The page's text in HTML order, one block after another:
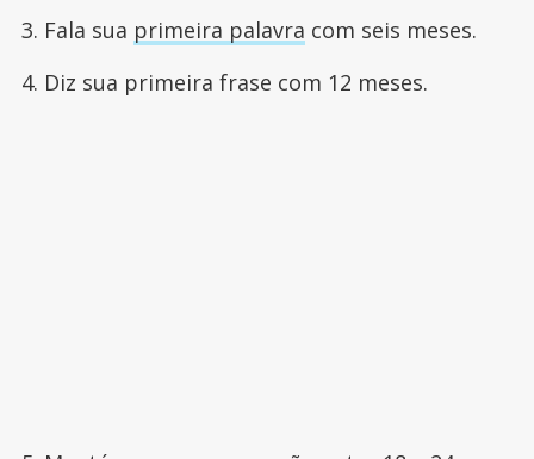
3. Fala sua primeira palavra com seis meses.
4. Diz sua primeira frase com 12 meses.